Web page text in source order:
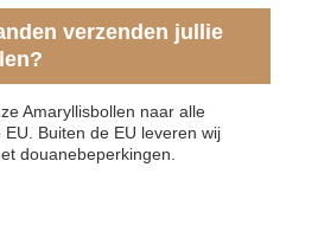
verzenden jullie
Amaryllisbollen naar alle
Buiten de EU leveren wij
douanebeperkingen.